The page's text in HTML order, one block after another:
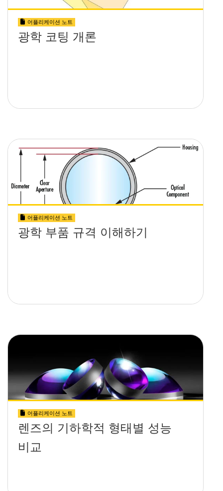
어플리케이션 노트
광학 코팅 개론
어플리케이션 노트
광학 부품 규격 이해하기
어플리케이션 노트
렌즈의 기하학적 형태별 성능
비교